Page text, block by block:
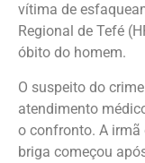
vítima de
Regional de Tefé
óbito do homem.
O suspeito do
atendimento
o confronto. A
briga começou